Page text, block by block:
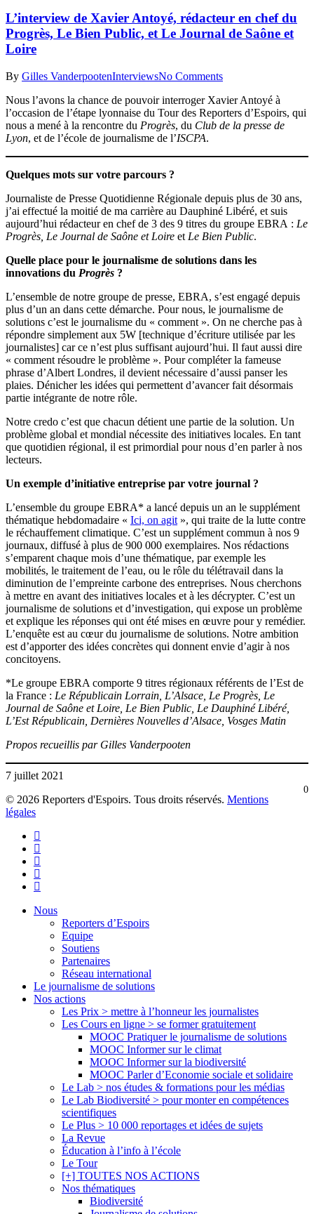
L’interview de Xavier Antoyé, rédacteur en chef du
Progrès, Le Bien Public, et Le Journal de Saône et
Loire
By Gilles VanderpootenInterviewsNo Comments
Nous l’avons la chance de pouvoir interroger Xavier Antoyé à
l’occasion de l’étape lyonnaise du Tour des Reporters d’Espoirs, qui
nous a mené à la rencontre du Progrès, du Club de la presse de
Lyon, et de l’école de journalisme de l’ISCPA.
Quelques mots sur votre parcours ?
Journaliste de Presse Quotidienne Régionale depuis plus de 30 ans,
j’ai effectué la moitié de ma carrière au Dauphiné Libéré, et suis
aujourd’hui rédacteur en chef de 3 des 9 titres du groupe EBRA : Le
Progrès, Le Journal de Saône et Loire et Le Bien Public.
Quelle place pour le journalisme de solutions dans les
innovations du Progrès ?
L’ensemble de notre groupe de presse, EBRA, s’est engagé depuis
plus d’un an dans cette démarche. Pour nous, le journalisme de
solutions c’est le journalisme du « comment ». On ne cherche pas à
répondre simplement aux 5W [technique d’écriture utilisée par les
journalistes] car ce n’est plus suffisant aujourd’hui. Il faut aussi dire
« comment résoudre le problème ». Pour compléter la fameuse
phrase d’Albert Londres, il devient nécessaire d’aussi panser les
plaies. Dénicher les idées qui permettent d’avancer fait désormais
partie intégrante de notre rôle.
Notre credo c’est que chacun détient une partie de la solution. Un
problème global et mondial nécessite des initiatives locales. En tant
que quotidien régional, il est primordial pour nous d’en parler à nos
lecteurs.
Un exemple d’initiative entreprise par votre journal ?
L’ensemble du groupe EBRA* a lancé depuis un an le supplément
thématique hebdomadaire « Ici, on agit », qui traite de la lutte contre
le réchauffement climatique. C’est un supplément commun à nos 9
journaux, diffusé à plus de 900 000 exemplaires. Nos rédactions
s’emparent chaque mois d’une thématique, par exemple les
mobilités, le traitement de l’eau, ou le rôle du télétravail dans la
diminution de l’empreinte carbone des entreprises. Nous cherchons
à mettre en avant des initiatives locales et à les décrypter. C’est un
journalisme de solutions et d’investigation, qui expose un problème
et explique les réponses qui ont été mises en œuvre pour y remédier.
L’enquête est au cœur du journalisme de solutions. Notre ambition
est d’apporter des idées concrètes qui donnent envie d’agir à nos
concitoyens.
*Le groupe EBRA comporte 9 titres régionaux référents de l’Est de
la France : Le Républicain Lorrain, L’Alsace, Le Progrès, Le
Journal de Saône et Loire, Le Bien Public, Le Dauphiné Libéré,
L’Est Républicain, Dernières Nouvelles d’Alsace, Vosges Matin
Propos recueillis par Gilles Vanderpooten
7 juillet 2021
0
© 2026 Reporters d'Espoirs. Tous droits réservés. Mentions
légales
twitter
facebook
linkedin
youtube
flickr
Close
Nous
Reporters d’Espoirs
Equipe
Soutiens
Partenaires
Réseau international
Le journalisme de solutions
Nos actions
Les Prix > mettre à l’honneur les journalistes
Les Cours en ligne > se former gratuitement
MOOC Pratiquer le journalisme de solutions
MOOC Informer sur le climat
MOOC Informer sur la biodiversité
MOOC Parler d’Economie sociale et solidaire
Le Lab > nos études & formations pour les médias
Le Lab Biodiversité > pour monter en compétences
scientifiques
Le Plus > 10 000 reportages et idées de sujets
La Revue
Éducation à l’info à l’école
Le Tour
[+] TOUTES NOS ACTIONS
Nos thématiques
Biodiversité